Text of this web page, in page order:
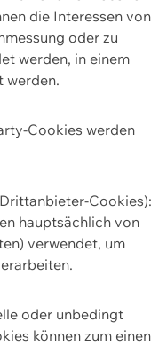
die Interessen von
oder zu
werden, in einem
werden.
Cookies werden
Cookies):
hauptsächlich von
verwendet, um
oder unbedingt
können zum einen